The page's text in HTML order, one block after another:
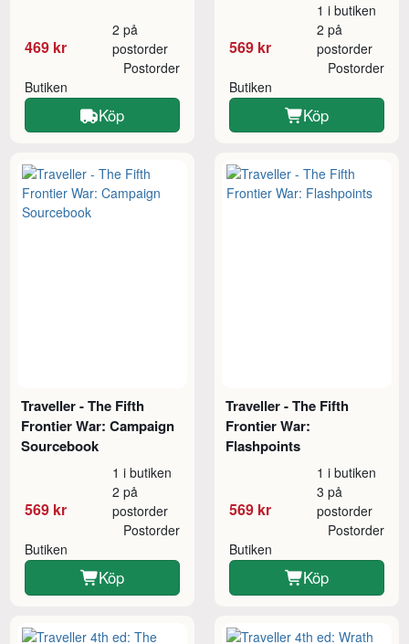
469 kr
2 på
postorder
Butiken
Postorder
Köp
569 kr
1 i butiken
2 på
postorder
Butiken
Postorder
Köp
Traveller - The Fifth
Frontier War: Campaign
Sourcebook
569 kr
1 i butiken
2 på
postorder
Butiken
Postorder
Köp
Traveller - The Fifth
Frontier War:
Flashpoints
569 kr
1 i butiken
3 på
postorder
Butiken
Postorder
Köp